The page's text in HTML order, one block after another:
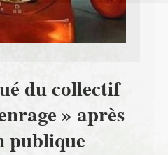
du collectif
» après
publique